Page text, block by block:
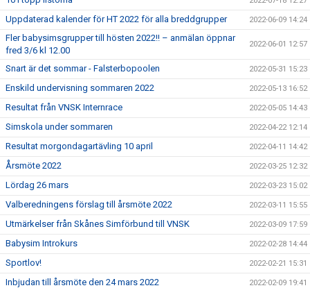
Uppdaterad kalender för HT 2022 för alla breddgrupper 2022-06-09 14:24
Fler babysimsgrupper till hösten 2022!! – anmälan öppnar
fred 3/6 kl 12.00
2022-06-01 12:57
Snart är det sommar - Falsterbopoolen 2022-05-31 15:23
Enskild undervisning sommaren 2022 2022-05-13 16:52
Resultat från VNSK Internrace 2022-05-05 14:43
Simskola under sommaren 2022-04-22 12:14
Resultat morgondagartävling 10 april 2022-04-11 14:42
Årsmöte 2022 2022-03-25 12:32
Lördag 26 mars 2022-03-23 15:02
Valberedningens förslag till årsmöte 2022 2022-03-11 15:55
Utmärkelser från Skånes Simförbund till VNSK 2022-03-09 17:59
Babysim Introkurs 2022-02-28 14:44
Sportlov! 2022-02-21 15:31
Inbjudan till årsmöte den 24 mars 2022 2022-02-09 19:41